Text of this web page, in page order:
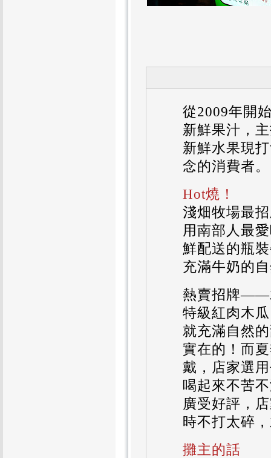
從2009年開
新鮮果汁，
新鮮水果現
念的消費者。
Hot燒！
淺畑牧場最
用南部人最
鮮配送的瓶
充滿牛奶的
熱賣招牌――
特級紅肉木
就充滿自然
實在的！而
戴，店家選
喝起來不苦
廣受好評，
時不打太碎
攤主的話